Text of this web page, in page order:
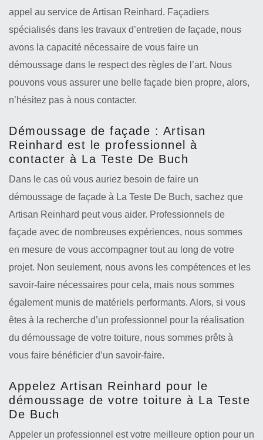
appel au service de Artisan Reinhard. Façadiers
spécialisés dans les travaux d’entretien de façade, nous
avons la capacité nécessaire de vous faire un
démoussage dans le respect des règles de l’art. Nous
pouvons vous assurer une belle façade bien propre, alors,
n’hésitez pas à nous contacter.
Démoussage de façade : Artisan
Reinhard est le professionnel à
contacter à La Teste De Buch
Dans le cas où vous auriez besoin de faire un
démoussage de façade à La Teste De Buch, sachez que
Artisan Reinhard peut vous aider. Professionnels de
façade avec de nombreuses expériences, nous sommes
en mesure de vous accompagner tout au long de votre
projet. Non seulement, nous avons les compétences et les
savoir-faire nécessaires pour cela, mais nous sommes
également munis de matériels performants. Alors, si vous
êtes à la recherche d’un professionnel pour la réalisation
du démoussage de votre toiture, nous sommes prêts à
vous faire bénéficier d’un savoir-faire.
Appelez Artisan Reinhard pour le
démoussage de votre toiture à La Teste
De Buch
Appeler un professionnel est votre meilleure option pour un